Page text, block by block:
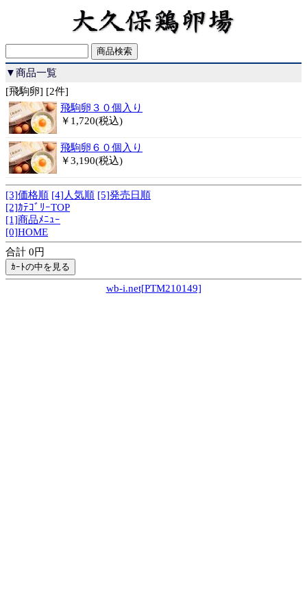
▼商品一覧
[飛駒卵] [2件]
飛駒卵３０個入り
￥1,720(税込)
飛駒卵６０個入り
￥3,190(税込)
[3]価格順 [4]人気順 [5]発売日順
[2]ｶﾃｺﾞﾘｰTOP
[1]商品ﾒﾆｭｰ
[0]HOME
合計 0円
wb-i.net[PTM210149]